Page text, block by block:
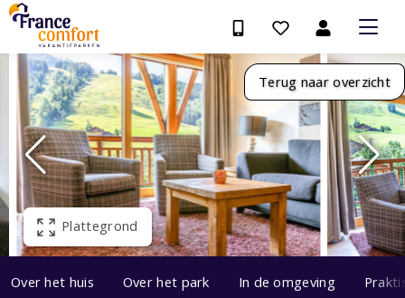
Terug naar overzicht
Plattegrond
Over het huis Over het park In de omgeving